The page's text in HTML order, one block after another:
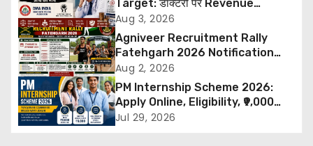
a
v
i
g
Target: डॉक्टरों पर Revenue
Targets थोपने के खिलाफ DMA India
का बड़ा कदम, NHRC से Suo Motu जांच
की मांग
Aug 3, 2026
Agniveer Recruitment Rally
Fatehgarh 2026 Notification
Out – Rajput Regimental Centre
Rally Schedule, Eligibility,
Documents & Selection Process
Aug 2, 2026
PM Internship Scheme 2026:
Apply Online, Eligibility, ₹9,000
Stipend, Benefits, Selection
Jul 29, 2026